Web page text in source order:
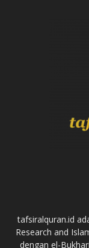
tafsiralquran.id
Research and
dengan el-